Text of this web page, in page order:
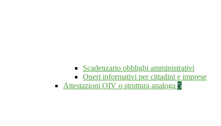
Scadenzario obblighi amministrativi
Oneri informativi per cittadini e imprese
Attestazioni OIV o struttura analoga 5